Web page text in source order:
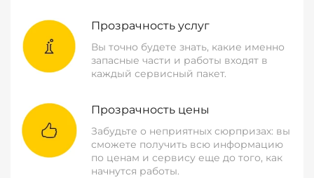
Прозрачность услуг
Вы точно будете знать, какие именно
запасные части и работы входят в
каждый сервисный пакет.
Прозрачность цены
Забудьте о неприятных сюрпризах: вы
сможете получить всю информацию
по ценам и сервису еще до того, как
начнутся работы.